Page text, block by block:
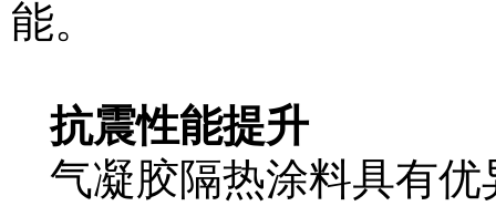
能。
抗震性能提升
气凝胶隔热涂料具有